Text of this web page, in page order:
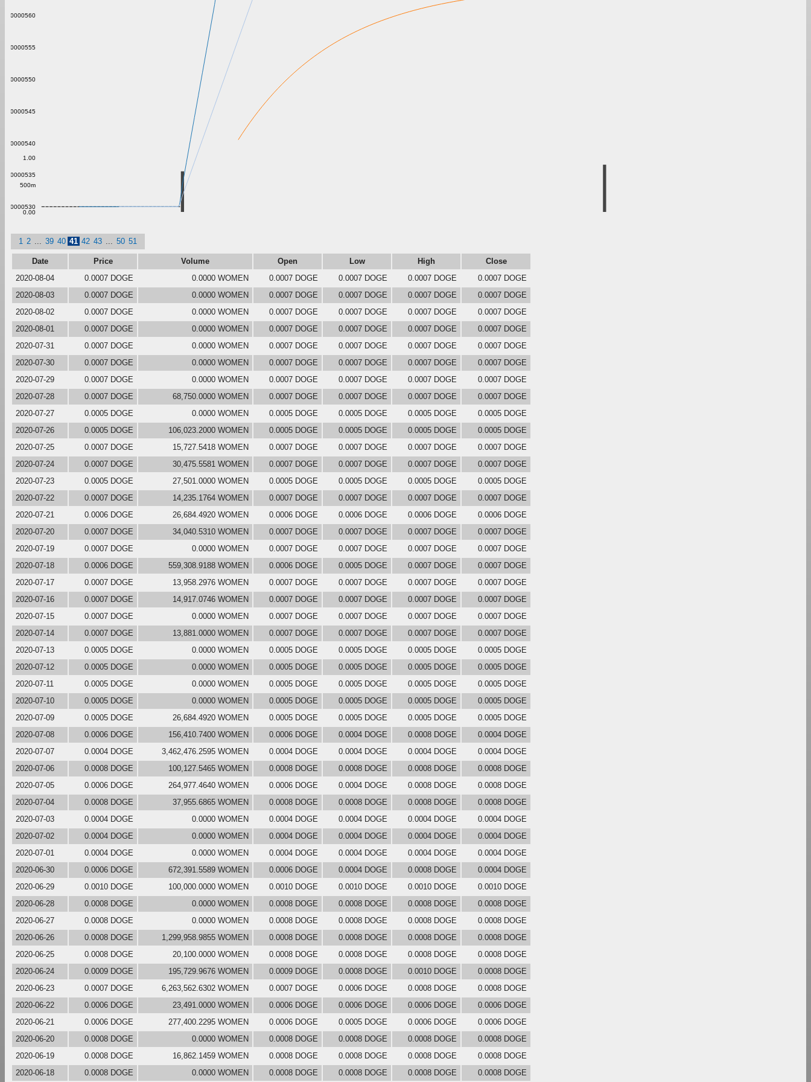
0.00000530
0.00000535
0.00000540
0.00000545
0.00000550
0.00000555
0.00000560
0.00
500m
1.00
1 2 39 40 41 42 43 50 51
Date Price Volume Open Low High
Close
2020-08-04
0.0007 DOGE 0.0000 WOMEN 0.0007 DOGE 0.0007 DOGE 0.0007 DOGE
0.0007 DOGE
2020-08-03
0.0007 DOGE 0.0000 WOMEN 0.0007 DOGE 0.0007 DOGE 0.0007 DOGE
0.0007 DOGE
2020-08-02
0.0007 DOGE 0.0000 WOMEN 0.0007 DOGE 0.0007 DOGE 0.0007 DOGE
0.0007 DOGE
2020-08-01
0.0007 DOGE 0.0000 WOMEN 0.0007 DOGE 0.0007 DOGE 0.0007 DOGE
0.0007 DOGE
2020-07-31
0.0007 DOGE 0.0000 WOMEN 0.0007 DOGE 0.0007 DOGE 0.0007 DOGE
0.0007 DOGE
2020-07-30
0.0007 DOGE 0.0000 WOMEN 0.0007 DOGE 0.0007 DOGE 0.0007 DOGE
0.0007 DOGE
2020-07-29
0.0007 DOGE 0.0000 WOMEN 0.0007 DOGE 0.0007 DOGE 0.0007 DOGE
0.0007 DOGE
2020-07-28
0.0007 DOGE 68,750.0000 WOMEN 0.0007 DOGE 0.0007 DOGE 0.0007 DOGE
0.0007 DOGE
2020-07-27
0.0005 DOGE 0.0000 WOMEN 0.0005 DOGE 0.0005 DOGE 0.0005 DOGE
0.0005 DOGE
2020-07-26
0.0005 DOGE 106,023.2000 WOMEN 0.0005 DOGE 0.0005 DOGE 0.0005 DOGE
0.0005 DOGE
2020-07-25
0.0007 DOGE 15,727.5418 WOMEN 0.0007 DOGE 0.0007 DOGE 0.0007 DOGE
0.0007 DOGE
2020-07-24
0.0007 DOGE 30,475.5581 WOMEN 0.0007 DOGE 0.0007 DOGE 0.0007 DOGE
0.0007 DOGE
2020-07-23
0.0005 DOGE 27,501.0000 WOMEN 0.0005 DOGE 0.0005 DOGE 0.0005 DOGE
0.0005 DOGE
2020-07-22
0.0007 DOGE 14,235.1764 WOMEN 0.0007 DOGE 0.0007 DOGE 0.0007 DOGE
0.0007 DOGE
2020-07-21
0.0006 DOGE 26,684.4920 WOMEN 0.0006 DOGE 0.0006 DOGE 0.0006 DOGE
0.0006 DOGE
2020-07-20
0.0007 DOGE 34,040.5310 WOMEN 0.0007 DOGE 0.0007 DOGE 0.0007 DOGE
0.0007 DOGE
2020-07-19
0.0007 DOGE 0.0000 WOMEN 0.0007 DOGE 0.0007 DOGE 0.0007 DOGE
0.0007 DOGE
2020-07-18
0.0006 DOGE 559,308.9188 WOMEN 0.0006 DOGE 0.0005 DOGE 0.0007 DOGE
0.0007 DOGE
2020-07-17
0.0007 DOGE 13,958.2976 WOMEN 0.0007 DOGE 0.0007 DOGE 0.0007 DOGE
0.0007 DOGE
2020-07-16
0.0007 DOGE 14,917.0746 WOMEN 0.0007 DOGE 0.0007 DOGE 0.0007 DOGE
0.0007 DOGE
2020-07-15
0.0007 DOGE 0.0000 WOMEN 0.0007 DOGE 0.0007 DOGE 0.0007 DOGE
0.0007 DOGE
2020-07-14
0.0007 DOGE 13,881.0000 WOMEN 0.0007 DOGE 0.0007 DOGE 0.0007 DOGE
0.0007 DOGE
2020-07-13
0.0005 DOGE 0.0000 WOMEN 0.0005 DOGE 0.0005 DOGE 0.0005 DOGE
0.0005 DOGE
2020-07-12
0.0005 DOGE 0.0000 WOMEN 0.0005 DOGE 0.0005 DOGE 0.0005 DOGE
0.0005 DOGE
2020-07-11
0.0005 DOGE 0.0000 WOMEN 0.0005 DOGE 0.0005 DOGE 0.0005 DOGE
0.0005 DOGE
2020-07-10
0.0005 DOGE 0.0000 WOMEN 0.0005 DOGE 0.0005 DOGE 0.0005 DOGE
0.0005 DOGE
2020-07-09
0.0005 DOGE 26,684.4920 WOMEN 0.0005 DOGE 0.0005 DOGE 0.0005 DOGE
0.0005 DOGE
2020-07-08
0.0006 DOGE 156,410.7400 WOMEN 0.0006 DOGE 0.0004 DOGE 0.0008 DOGE
0.0004 DOGE
2020-07-07
0.0004 DOGE 3,462,476.2595 WOMEN 0.0004 DOGE 0.0004 DOGE 0.0004 DOGE
0.0004 DOGE
2020-07-06
0.0008 DOGE 100,127.5465 WOMEN 0.0008 DOGE 0.0008 DOGE 0.0008 DOGE
0.0008 DOGE
2020-07-05
0.0006 DOGE 264,977.4640 WOMEN 0.0006 DOGE 0.0004 DOGE 0.0008 DOGE
0.0008 DOGE
2020-07-04
0.0008 DOGE 37,955.6865 WOMEN 0.0008 DOGE 0.0008 DOGE 0.0008 DOGE
0.0008 DOGE
2020-07-03
0.0004 DOGE 0.0000 WOMEN 0.0004 DOGE 0.0004 DOGE 0.0004 DOGE
0.0004 DOGE
2020-07-02
0.0004 DOGE 0.0000 WOMEN 0.0004 DOGE 0.0004 DOGE 0.0004 DOGE
0.0004 DOGE
2020-07-01
0.0004 DOGE 0.0000 WOMEN 0.0004 DOGE 0.0004 DOGE 0.0004 DOGE
0.0004 DOGE
2020-06-30
0.0006 DOGE 672,391.5589 WOMEN 0.0006 DOGE 0.0004 DOGE 0.0008 DOGE
0.0004 DOGE
2020-06-29
0.0010 DOGE 100,000.0000 WOMEN 0.0010 DOGE 0.0010 DOGE 0.0010 DOGE
0.0010 DOGE
2020-06-28
0.0008 DOGE 0.0000 WOMEN 0.0008 DOGE 0.0008 DOGE 0.0008 DOGE
0.0008 DOGE
2020-06-27
0.0008 DOGE 0.0000 WOMEN 0.0008 DOGE 0.0008 DOGE 0.0008 DOGE
0.0008 DOGE
2020-06-26
0.0008 DOGE 1,299,958.9855 WOMEN 0.0008 DOGE 0.0008 DOGE 0.0008 DOGE
0.0008 DOGE
2020-06-25
0.0008 DOGE 20,100.0000 WOMEN 0.0008 DOGE 0.0008 DOGE 0.0008 DOGE
0.0008 DOGE
2020-06-24
0.0009 DOGE 195,729.9676 WOMEN 0.0009 DOGE 0.0008 DOGE 0.0010 DOGE
0.0008 DOGE
2020-06-23
0.0007 DOGE 6,263,562.6302 WOMEN 0.0007 DOGE 0.0006 DOGE 0.0008 DOGE
0.0008 DOGE
2020-06-22
0.0006 DOGE 23,491.0000 WOMEN 0.0006 DOGE 0.0006 DOGE 0.0006 DOGE
0.0006 DOGE
2020-06-21
0.0006 DOGE 277,400.2295 WOMEN 0.0006 DOGE 0.0005 DOGE 0.0006 DOGE
0.0006 DOGE
2020-06-20
0.0008 DOGE 0.0000 WOMEN 0.0008 DOGE 0.0008 DOGE 0.0008 DOGE
0.0008 DOGE
2020-06-19
0.0008 DOGE 16,862.1459 WOMEN 0.0008 DOGE 0.0008 DOGE 0.0008 DOGE
0.0008 DOGE
2020-06-18
0.0008 DOGE 0.0000 WOMEN 0.0008 DOGE 0.0008 DOGE 0.0008 DOGE 0.0008 DOGE